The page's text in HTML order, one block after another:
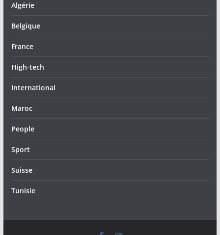
Algérie
Belgique
France
High-tech
International
Maroc
People
Sport
Suisse
Tunisie